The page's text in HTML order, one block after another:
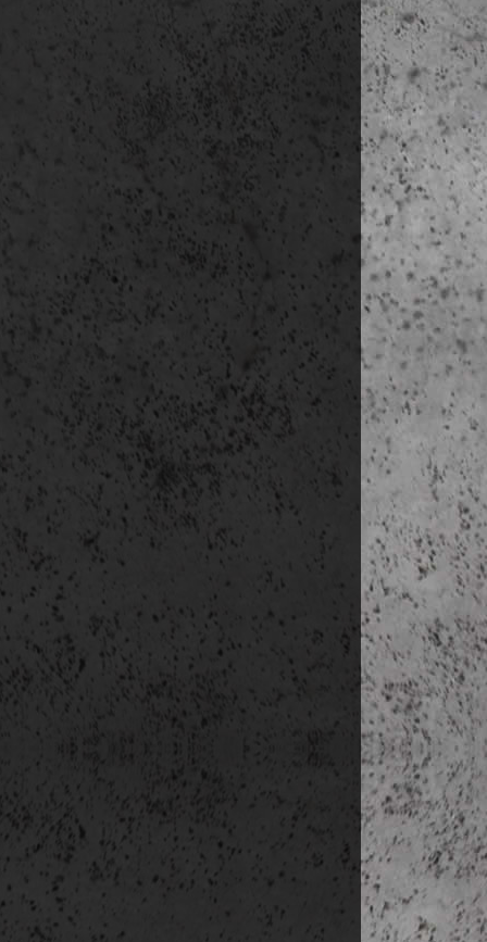
·Saint-Trinité
·
Hotel-
· Rue Saint-
·
Saint-Étienne
kb. 18:30
Szállás: Caen
4. nap (június
https://goo.gl/
07:00-08:15
08:15-10:00
10:00-13:00
13:00-14:15
14:15-14:45
14:45-16:00
16:00-17:30
·
Városi
· Katedrális
17:30-18:00
18:00-18:30
18:30-19:00
19:00-19:30
kb. 19:30-
Szállás: Caen
5. nap
https://goo.gl/
07:00-08:00
08:00-11:20
11:20-13:40
·
Saint-Pierre
· ebédszünet/
13:40-14:00
15:55-18:05
kb. 18:30
(A program
Az utazás
- repülőjegyet
- elhelyezést
reggelivel
- különbuszos
- szakmai
nem
- a napközbeni
- esetleges